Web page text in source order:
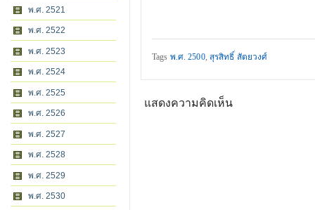
พ.ศ. 2521
พ.ศ. 2522
พ.ศ. 2523
พ.ศ. 2524
พ.ศ. 2525
พ.ศ. 2526
พ.ศ. 2527
พ.ศ. 2528
พ.ศ. 2529
พ.ศ. 2530
Tags พ.ศ. 2500, สุรสิทธิ์ สัตยวงศ์
แสดงความคิดเห็น